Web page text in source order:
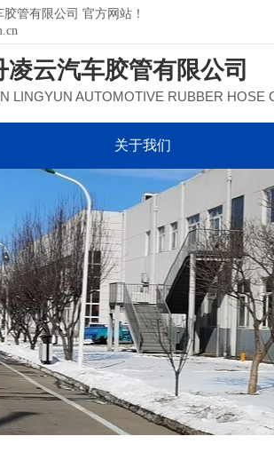
管有限公司 官方网站！
凌云汽车胶管有限公司
LINGYUN AUTOMOTIVE RUBBER HOSE
关于我们